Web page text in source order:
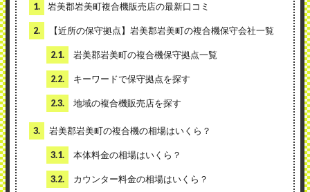
1. 岩美郡岩美町複合機販売店の最新口コミ
2. 【近所の保守拠点】岩美郡岩美町の複合機保守会社一覧
2.1. 岩美郡岩美町の複合機保守拠点一覧
2.2. キーワードで保守拠点を探す
2.3. 地域の複合機販売店を探す
3. 岩美郡岩美町の複合機の相場はいくら？
3.1. 本体料金の相場はいくら？
3.2. カウンター料金の相場はいくら？